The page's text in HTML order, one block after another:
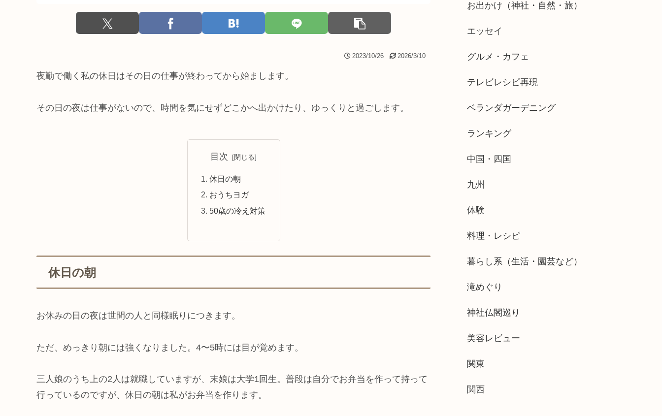
2023/10/26 2026/3/10
夜勤で働く私の休日はその日の仕事が終わってから始まします。
その日の夜は仕事がないので、時間を気にせずどこかへ出かけたり、ゆっくりと過ごします。
目次
休日の朝
おうちヨガ
50歳の冷え対策
休日の朝
お休みの日の夜は世間の人と同様眠りにつきます。
ただ、めっきり朝には強くなりました。4〜5時には目が覚めます。
三人娘のうち上の2人は就職していますが、末娘は大学1回生。普段は自分でお弁当を作って持って
行っているのですが、休日の朝は私がお弁当を作ります。
お出かけ（神社・自然・旅）
エッセイ
グルメ・カフェ
テレビレシピ再現
ベランダガーデニング
ランキング
中国・四国
九州
体験
料理・レシピ
暮らし系（生活・園芸など）
滝めぐり
神社仏閣巡り
美容レビュー
関東
関西